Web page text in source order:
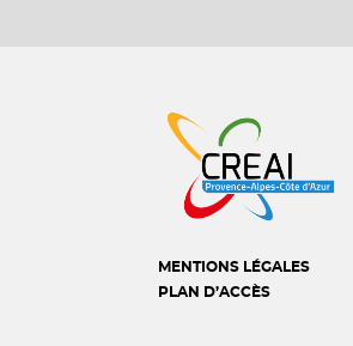
MENTIONS LÉGALES
PLAN D’ACCÈS